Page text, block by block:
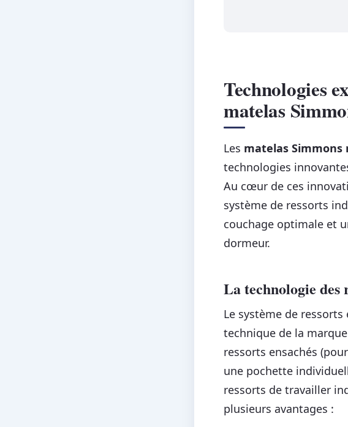
Technologies
matelas
Les matelas Simmons
technologies
Au cœur de ces
système de ressorts
couchage optimale et
dormeur.
La technologie des
Le système de
technique de la
ressorts ensachés
une pochette
ressorts de travailler
plusieurs avantages :